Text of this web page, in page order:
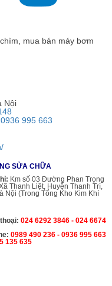
mua bán máy bơm
Nội
995 663
SỬA CHỮA
Km số 03 Đường Phan Trọng
Thanh Liệt, Huyện Thanh Trì,
Nội (Trong Tổng Kho Kim Khí
024 6292 3846 - 024 6674
0989 490 236 - 0936 995 663
135 635